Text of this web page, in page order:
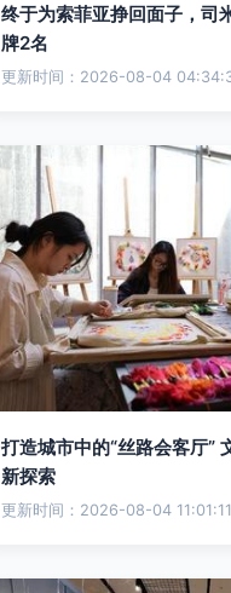
终于为索菲亚挣回面子，司
牌2名
更新时间：2026-08-04
打造城市中的“丝路会客厅”
新探索
更新时间：2026-08-04 11:01:11